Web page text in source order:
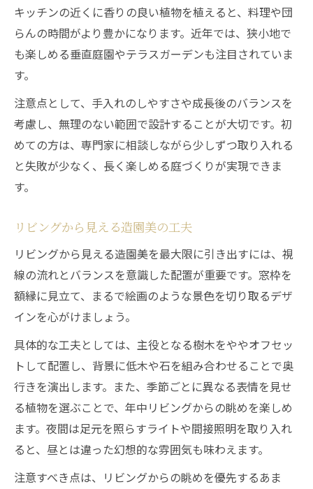
キッチンの近くに香りの良い植物を植えると、料理や団
らんの時間がより豊かになります。近年では、狭小地で
も楽しめる垂直庭園やテラスガーデンも注目されていま
す。
注意点として、手入れのしやすさや成長後のバランスを
考慮し、無理のない範囲で設計することが大切です。初
めての方は、専門家に相談しながら少しずつ取り入れる
と失敗が少なく、長く楽しめる庭づくりが実現できま
す。
リビングから見える造園美の工夫
リビングから見える造園美を最大限に引き出すには、視
線の流れとバランスを意識した配置が重要です。窓枠を
額縁に見立て、まるで絵画のような景色を切り取るデザ
インを心がけましょう。
具体的な工夫としては、主役となる樹木をややオフセッ
トして配置し、背景に低木や石を組み合わせることで奥
行きを演出します。また、季節ごとに異なる表情を見せ
る植物を選ぶことで、年中リビングからの眺めを楽しめ
ます。夜間は足元を照らすライトや間接照明を取り入れ
ると、昼とは違った幻想的な雰囲気も味わえます。
注意すべき点は、リビングからの眺めを優先するあま